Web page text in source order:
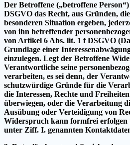
Der Betroffene („betroffene
DSGVO das Recht, aus Gründen,
besonderen Situation ergeben,
von ihn betreffender
von Artikel 6 Abs. lit. 1 f DSGVO
Grundlage einer
einzulegen. Legt der Betroffene
Verantwortliche seine
verarbeiten, es sei denn, der
schutzwürdige Gründe für die
die Interessen, Rechte und
überwiegen, oder die Verarbeitung
Ausübung oder Verteidigung von
Widerspruch kann formfrei erfolgen
unter Ziff. I. genannten